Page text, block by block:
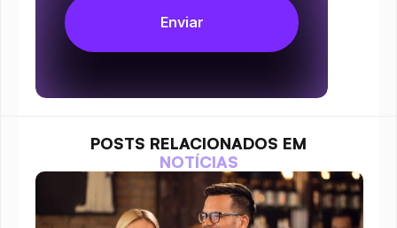
POSTS RELACIONADOS EM
NOTÍCIAS